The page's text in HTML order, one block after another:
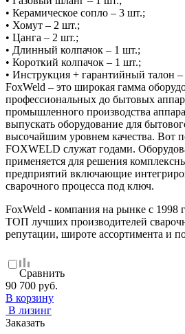
• Керамическое сопло – 3 шт.;
• Хомут – 2 шт.;
• Цанга – 2 шт.;
• Длинный колпачок – 1 шт.;
• Короткий колпачок – 1 шт.;
• Инструкция + гарантийный талон
FoxWeld – это широкая гамма
профессиональных до бытовых
промышленного производства
выпускать оборудование для
высочайшим уровнем качества. Вот
FOXWELD служат годами.
применяется для решения
предприятий включающие
сварочного процесса под ключ.
FoxWeld - компания на рынке с 1998
ТОП лучших производителей
репутации, широте ассортимента и
Сравнить
90 700 руб.
В корзину
В лизинг
Заказать